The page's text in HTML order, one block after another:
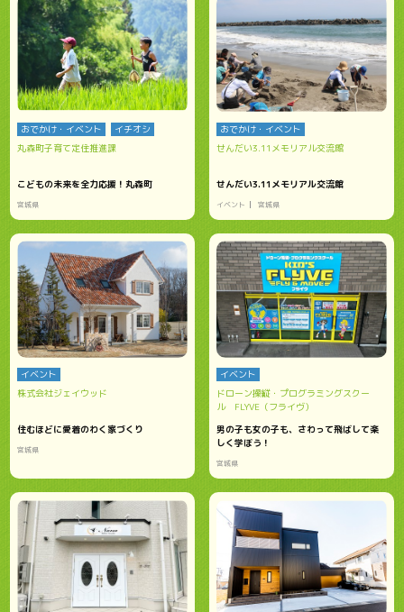
おでかけ・イベント
イチオシ
丸森町子育て定住推進課
こどもの未来を全力応援！丸森町
宮城県
おでかけ・イベント
せんだい3.11メモリアル交流館
せんだい3.11メモリアル交流館
イベント 宮城県
イベント
株式会社ジェイウッド
住むほどに愛着のわく家づくり
宮城県
イベント
ドローン操縦・プログラミングスクー
ル FLYVE（フライヴ）
男の子も女の子も、さわって飛ばして楽
しく学ぼう！
宮城県